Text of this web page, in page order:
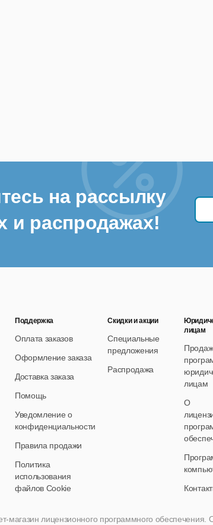
на рассылку
и распродажах!
Поддержка
Оплата заказов
Оформление заказа
Доставка заказа
Помощь
Уведомление о
конфиденциальности
Правила продажи
Политика
использования
файлов Cookie
Скидки и акции
Специальные
предложения
Распродажа
лицам
лицам
О
магазин лицензионного программного обеспечения.